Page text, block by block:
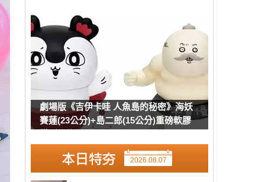
劇場版《吉伊卡哇 人魚島的秘密》海妖
賽蓮(23公分)+島二郎(15公分)重磅軟膠
2026.08.07